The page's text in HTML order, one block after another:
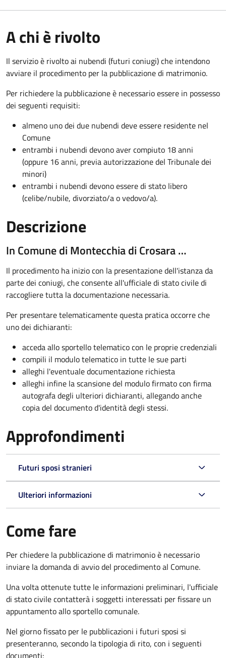
A chi è rivolto
Il servizio è rivolto ai nubendi (futuri coniugi) che intendono
avviare il procedimento per la pubblicazione di matrimonio.
Per richiedere la pubblicazione è necessario essere in possesso
dei seguenti requisiti:
almeno uno dei due nubendi deve essere residente nel
Comune
entrambi i nubendi devono aver compiuto 18 anni
(oppure 16 anni, previa autorizzazione del Tribunale dei
minori)
entrambi i nubendi devono essere di stato libero
(celibe/nubile, divorziato/a o vedovo/a).
Descrizione
In Comune di Montecchia di Crosara …
Il procedimento ha inizio con la presentazione dell'istanza da
parte dei coniugi, che consente all'ufficiale di stato civile di
raccogliere tutta la documentazione necessaria.
Per presentare telematicamente questa pratica occorre che
uno dei dichiaranti:
acceda allo sportello telematico con le proprie credenziali
compili il modulo telematico in tutte le sue parti
alleghi l'eventuale documentazione richiesta
alleghi infine la scansione del modulo firmato con firma
autografa degli ulteriori dichiaranti, allegando anche
copia del documento d'identità degli stessi.
Approfondimenti
Futuri sposi stranieri
Ulteriori informazioni
Come fare
Per chiedere la pubblicazione di matrimonio è necessario
inviare la domanda di avvio del procedimento al Comune.
Una volta ottenute tutte le informazioni preliminari, l'ufficiale
di stato civile contatterà i soggetti interessati per fissare un
appuntamento allo sportello comunale.
Nel giorno fissato per le pubblicazioni i futuri sposi si
presenteranno, secondo la tipologia di rito, con i seguenti